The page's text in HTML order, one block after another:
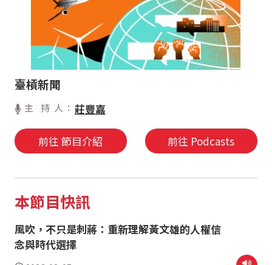
臺槓新聞
主 持 人： 莊豐嘉
前往 節目介紹 前往 Podcasts
本節目快訊
風吹，不只是刺蔣：重新理解黃文雄的人權信
念與時代選擇